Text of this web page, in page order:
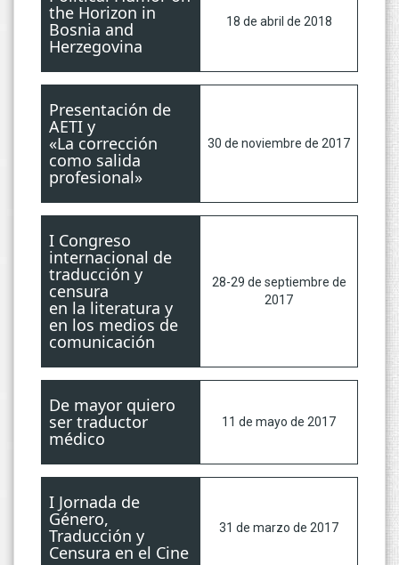
the Horizon in
Bosnia and
Herzegovina
18 de abril de 2018
Presentación de
AETI y
«La corrección
como salida
profesional»
30 de noviembre de 2017
I Congreso
internacional de
traducción y
censura
en la literatura y
en los medios de
comunicación
28-29 de septiembre de
2017
De mayor quiero
ser traductor
médico
11 de mayo de 2017
I Jornada de
Género,
Traducción y
Censura en el Cine
31 de marzo de 2017